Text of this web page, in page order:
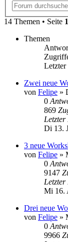
14 Themen • Seite 1
Themen
Letzter
Zwei neue
von Felipe »
0
869
Di 13.
3 neue
von Felipe »
0
9147
Mi 16.
Drei neue
von Felipe »
0
9966